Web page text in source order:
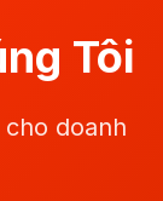
Tôi
doanh